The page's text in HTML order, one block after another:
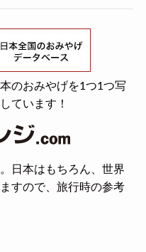
のおみやげを1つ1つ写
ています！
日本はもちろん、世界
すので、旅行時の参考